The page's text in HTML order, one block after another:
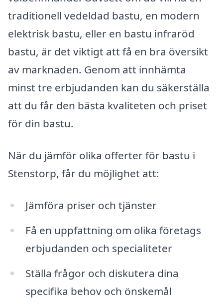
traditionell vedeldad bastu, en modern
elektrisk bastu, eller en bastu infraröd
bastu, är det viktigt att få en bra översikt
av marknaden. Genom att innhämta
minst tre erbjudanden kan du säkerställa
att du får den bästa kvaliteten och priset
för din bastu.
När du jämför olika offerter för bastu i
Stenstorp, får du möjlighet att:
Jämföra priser och tjänster
Få en uppfattning om olika företags
erbjudanden och specialiteter
Ställa frågor och diskutera dina
specifika behov och önskemål